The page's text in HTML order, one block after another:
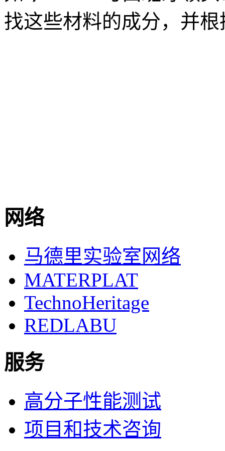
找这些材料的成分，并
网络
马德里实验室网络
MATERPLAT
TechnoHeritage
REDLABU
服务
高分子性能测试
项目和技术咨询